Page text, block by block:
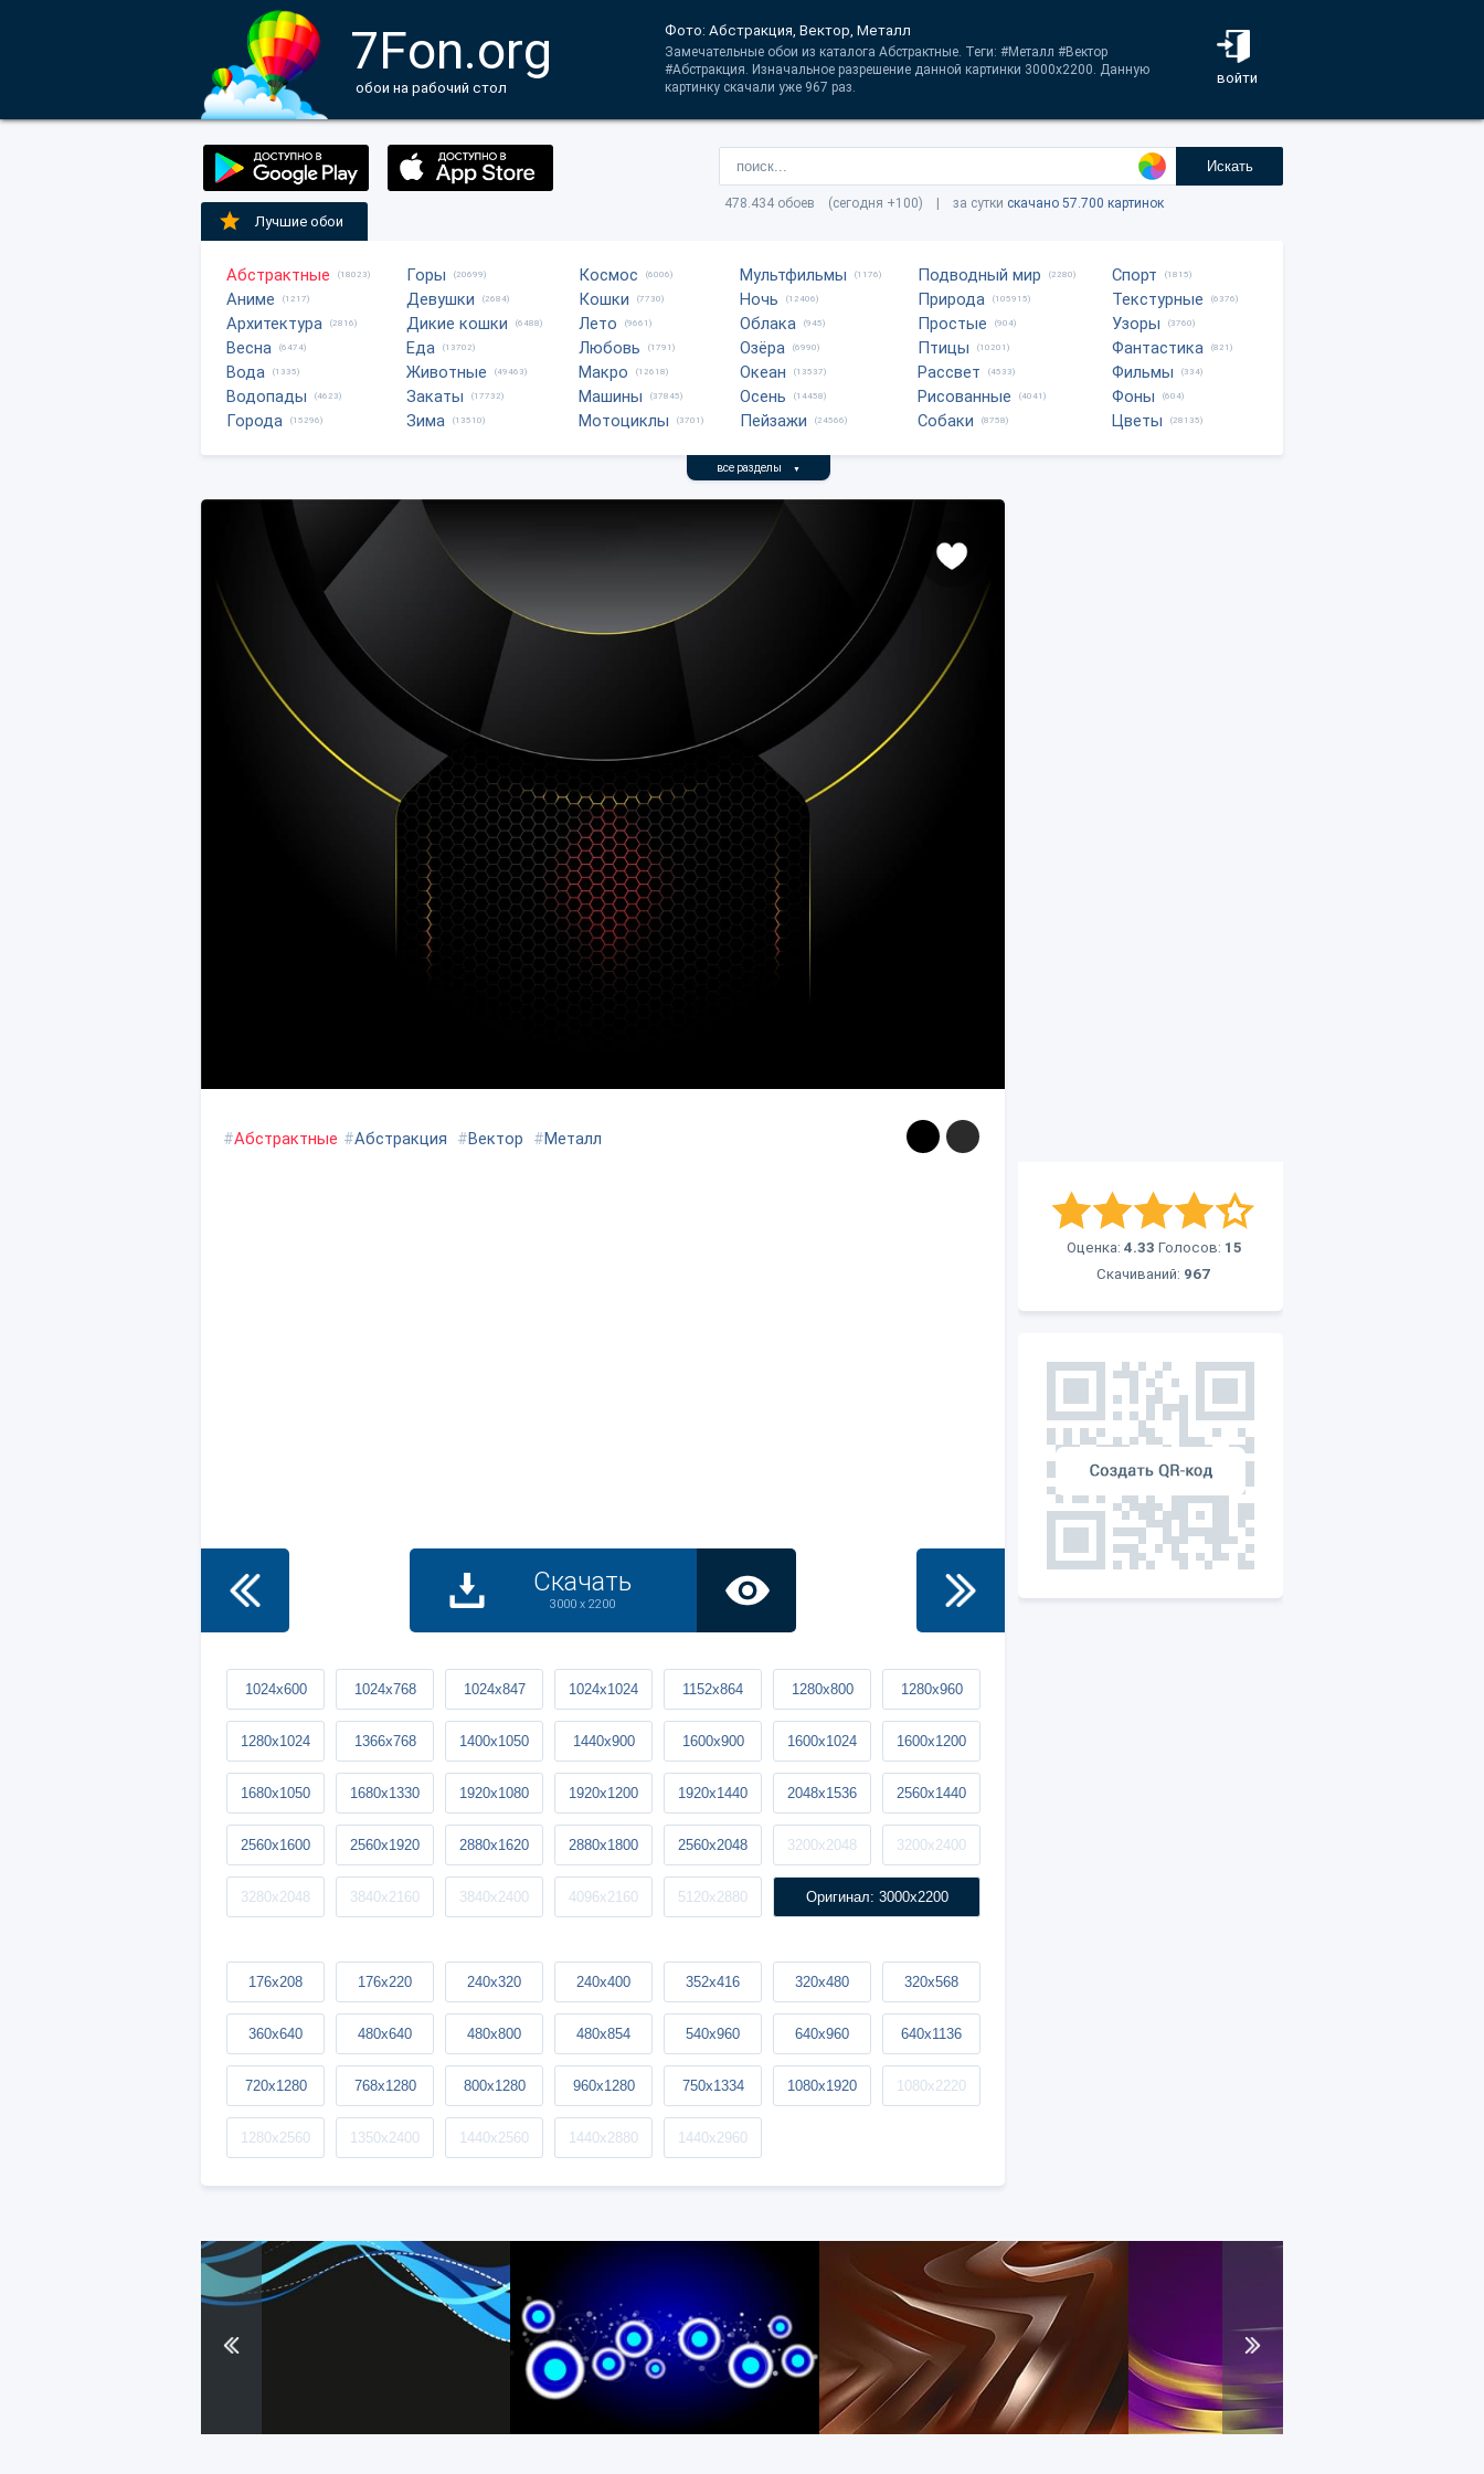
7Fon.org
обои на рабочий стол
войти
Фото: Абстракция, Вектор, Металл
Замечательные обои из каталога Абстрактные. Теги: #Металл #Вектор
#Абстракция. Изначальное разрешение данной картинки 3000x2200. Данную
картинку скачали уже 967 раз.
Искать
478.434 обоев (сегодня +100) | за сутки скачано 57.700 картинок
Лучшие обои
Абстрактные (18023)
Аниме (1217)
Архитектура (2816)
Весна (6474)
Вода (1335)
Водопады (4623)
Города (15296)
Горы (20699)
Девушки (2684)
Дикие кошки (6488)
Еда (13702)
Животные (49463)
Закаты (17732)
Зима (13510)
Космос (6006)
Кошки (7730)
Лето (9661)
Любовь (1791)
Макро (12618)
Машины (37845)
Мотоциклы (3701)
Мультфильмы (1176)
Ночь (12406)
Облака (945)
Озёра (6990)
Океан (13537)
Осень (14458)
Пейзажи (24566)
Подводный мир (2280)
Природа (105915)
Простые (904)
Птицы (10201)
Рассвет (4533)
Рисованные (4041)
Собаки (8758)
Спорт (1815)
Текстурные (6376)
Узоры (3760)
Фантастика (821)
Фильмы (334)
Фоны (604)
Цветы (28135)
все разделы ▼
Оценка: 4.33 Голосов: 15
Скачиваний: 967
#Абстрактные #Абстракция #Вектор #Металл
Скачать
3000 x 2200
1024x600 1024x768 1024x847 1024x1024 1152x864 1280x800 1280x960
1280x1024 1366x768 1400x1050 1440x900 1600x900 1600x1024 1600x1200
1680x1050 1680x1330 1920x1080 1920x1200 1920x1440 2048x1536 2560x1440
2560x1600 2560x1920 2880x1620 2880x1800 2560x2048 3200x2048 3200x2400
3280x2048 3840x2160 3840x2400 4096x2160 5120x2880 Оригинал: 3000x2200
176x208 176x220 240x320 240x400 352x416 320x480 320x568
360x640 480x640 480x800 480x854 540x960 640x960 640x1136
720x1280 768x1280 800x1280 960x1280 750x1334 1080x1920 1080x2220
1280x2560 1350x2400 1440x2560 1440x2880 1440x2960